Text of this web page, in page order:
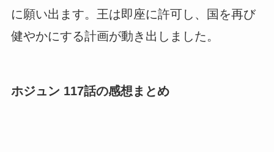
に願い出ます。王は即座に許可し、国を再び
健やかにする計画が動き出しました。
ホジュン 117話の感想まとめ